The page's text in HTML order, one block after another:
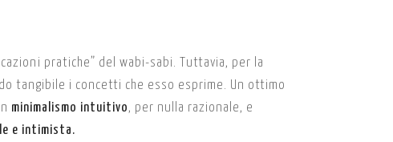
pratiche” del wabi-sabi. Tuttavia, per la
tangibile i concetti che esso esprime. Un ottimo
minimalismo intuitivo, per nulla razionale, e
e intimista.